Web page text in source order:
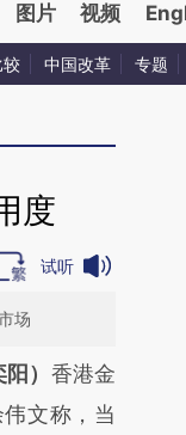
图片 视频
较 中国改革 专题
度
试听
场
文由第三方
章
） 香港金
文称，当